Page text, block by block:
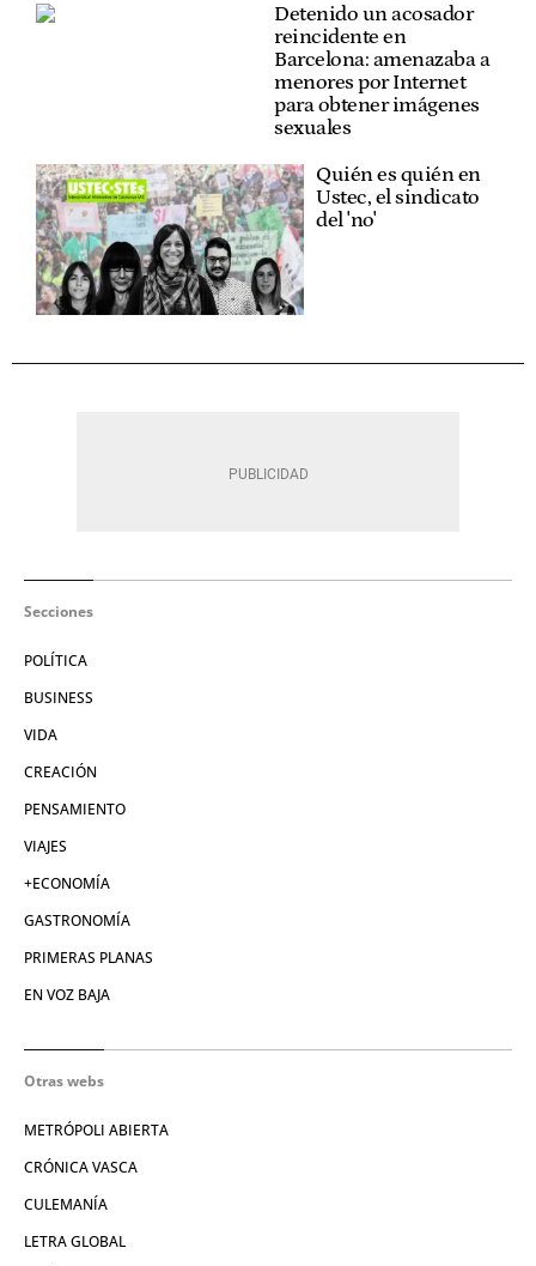
Detenido un acosador
reincidente en
Barcelona: amenazaba a
menores por Internet
para obtener imágenes
sexuales
Quién es quién en
Ustec, el sindicato
del 'no'
Secciones
POLÍTICA
BUSINESS
VIDA
CREACIÓN
PENSAMIENTO
VIAJES
+ECONOMÍA
GASTRONOMÍA
PRIMERAS PLANAS
EN VOZ BAJA
Otras webs
METRÓPOLI ABIERTA
CRÓNICA VASCA
CULEMANÍA
LETRA GLOBAL